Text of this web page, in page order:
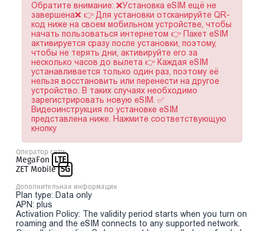
Обратите внимание: ❌Установка eSIM ещё не
завершена❌ 👉 Для установки отсканируйте QR-
код ниже на своем мобильном устройстве, чтобы
начать пользоваться интернетом 👉 Пакет eSIM
активируется сразу после установки, поэтому,
чтобы не терять дни, активируйте его за
несколько часов до вылета 👉 Каждая eSIM
устанавливается только один раз, поэтому её
нельзя восстановить или перенести на другое
устройство. В таких случаях необходимо
зарегистрировать новую eSIM. ✅
Видеоинструкция по установке eSIM
представлена ниже. Нажмите соответствующую
кнопку
Оператор сети
MegaFon LTE
ZET Mobile 5G
Дополнительная информация
Plan type: Data only
APN: plus
Activation Policy: The validity period starts when you turn on
roaming and the eSIM connects to any supported network.